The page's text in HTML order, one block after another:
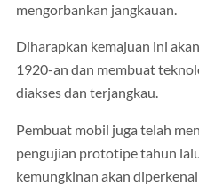
mengorbankan jangkauan.
Diharapkan kemajuan ini
1920-an dan membuat
diakses dan terjangkau.
Pembuat mobil juga telah
pengujian prototipe tahun
kemungkinan akan